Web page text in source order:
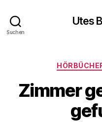
Suchen
Utes
Zimmer